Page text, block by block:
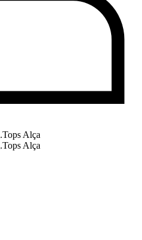
.Tops Alça
.Tops Alça